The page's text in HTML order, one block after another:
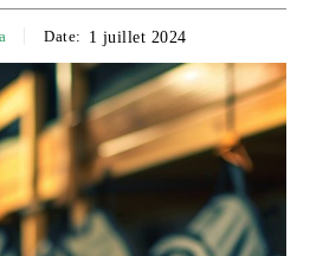
Date: 1 juillet 2024